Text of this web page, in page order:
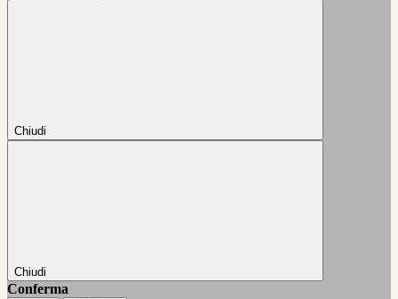
Chiudi
Chiudi
Conferma